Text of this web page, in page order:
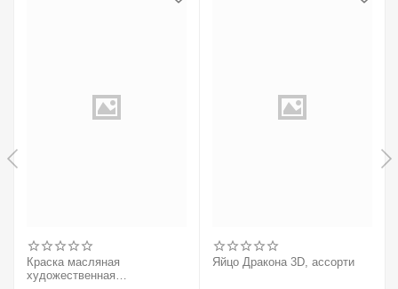
Краска масляная
художественная
Яйцо Дракона 3D, ассорти